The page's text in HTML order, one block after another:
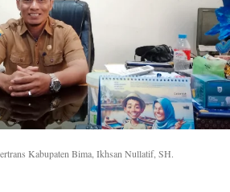
Kabupaten Bima, Ikhsan Nullatif, SH.